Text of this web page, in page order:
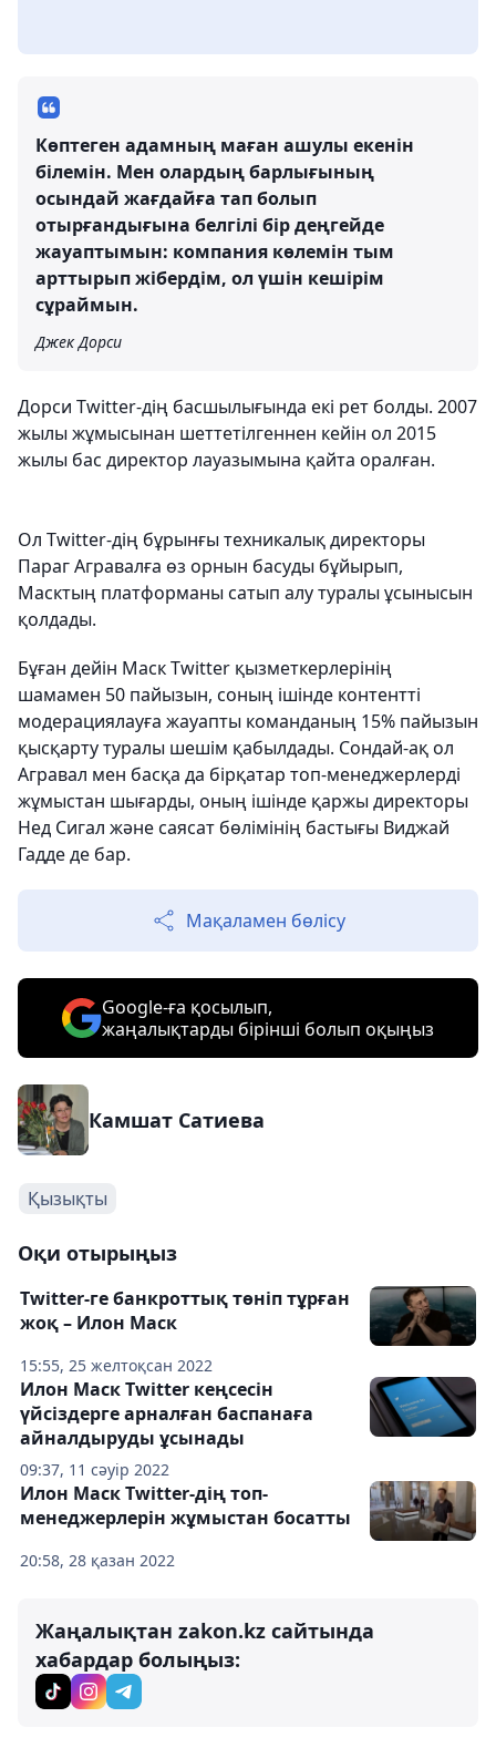
Көптеген адамның маған ашулы екенін
білемін. Мен олардың барлығының
осындай жағдайға тап болып
отырғандығына белгілі бір деңгейде
жауаптымын: компания көлемін тым
арттырып жібердім, ол үшін кешірім
сұраймын.
Джек Дорси
Дорси Twitter-дің басшылығында екі рет болды. 2007
жылы жұмысынан шеттетілгеннен кейін ол 2015
жылы бас директор лауазымына қайта оралған.
Ол Twitter-дің бұрынғы техникалық директоры
Параг Агравалға өз орнын басуды бұйырып,
Масктың платформаны сатып алу туралы ұсынысын
қолдады.
Бұған дейін Маск Twitter қызметкерлерінің
шамамен 50 пайызын, соның ішінде контентті
модерациялауға жауапты команданың 15% пайызын
қысқарту туралы шешім қабылдады. Сондай-ақ ол
Агравал мен басқа да бірқатар топ-менеджерлерді
жұмыстан шығарды, оның ішінде қаржы директоры
Нед Сигал және саясат бөлімінің бастығы Виджай
Гадде де бар.
Мақаламен бөлісу
Google-ға қосылып,
жаңалықтарды бірінші болып оқыңыз
Камшат Сатиева
Қызықты
Оқи отырыңыз
15:55, 25 желтоқсан 2022
Twitter-ге банкроттық төніп тұрған
жоқ – Илон Маск
09:37, 11 сәуір 2022
Илон Маск Twitter кеңсесін
үйсіздерге арналған баспанаға
айналдыруды ұсынады
20:58, 28 қазан 2022
Илон Маск Twitter-дің топ-
менеджерлерін жұмыстан босатты
Жаңалықтан zakon.kz сайтында
хабардар болыңыз: